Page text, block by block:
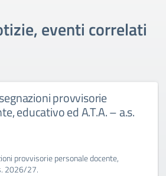
eventi correlati
provvisorie
educativo ed A.T.A. – a.s.
provvisorie personale docente,
2026/27.